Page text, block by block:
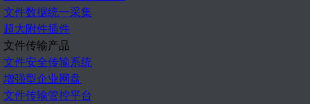
文件数据统一采集
超大附件插件
文件传输产品
文件安全传输系统
增强型企业网盘
文件传输管控平台